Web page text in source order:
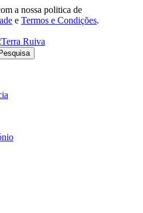
a nossa politica de
e Termos e Condições.